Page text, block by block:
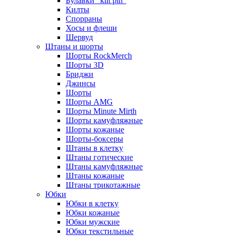
Килты
Спорраны
Хосы и флеши
Шервуд
Штаны и шорты
Шорты RockMerch
Шорты 3D
Бриджи
Джинсы
Шорты
Шорты AMG
Шорты Minute Mirth
Шорты камуфляжные
Шорты кожаные
Шорты-боксеры
Штаны в клетку
Штаны готические
Штаны камуфляжные
Штаны кожаные
Штаны трикотажные
Юбки
Юбки в клетку
Юбки кожаные
Юбки мужские
Юбки текстильные